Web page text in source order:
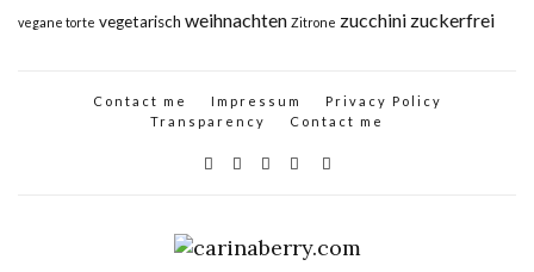
vegane torte vegetarisch weihnachten Zitrone zucchini zuckerfrei
Contact me Impressum
Privacy Policy
Transparency
Contact me